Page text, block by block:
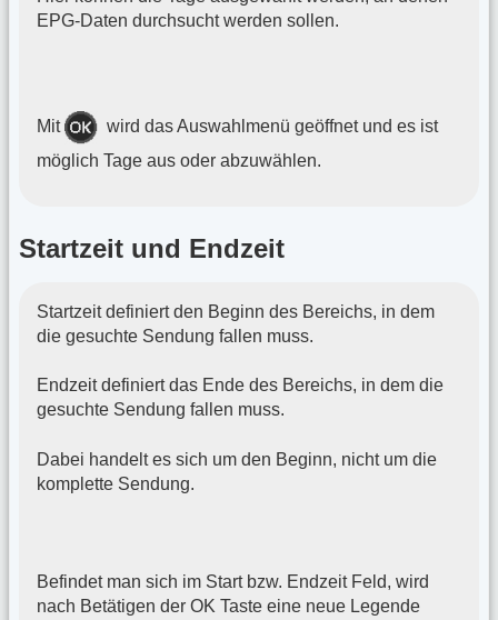
EPG-Daten durchsucht werden sollen.
Mit
wird das Auswahlmenü geöffnet und es ist
möglich Tage aus oder abzuwählen.
Startzeit und Endzeit
Startzeit definiert den Beginn des Bereichs, in dem
die gesuchte Sendung fallen muss.
Endzeit definiert das Ende des Bereichs, in dem die
gesuchte Sendung fallen muss.
Dabei handelt es sich um den Beginn, nicht um die
komplette Sendung.
Befindet man sich im Start bzw. Endzeit Feld, wird
nach Betätigen der OK Taste eine neue Legende